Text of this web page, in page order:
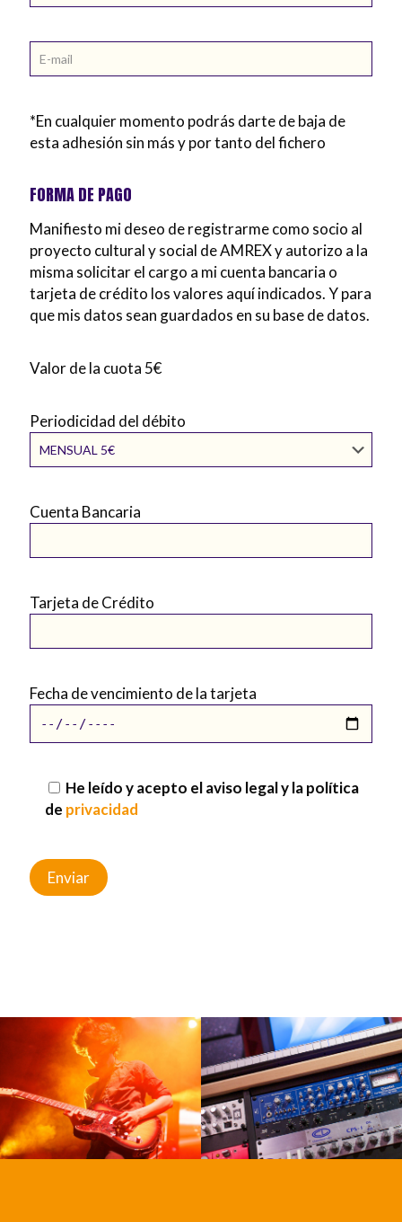
*En cualquier momento podrás darte de baja de
esta adhesión sin más y por tanto del fichero
FORMA DE PAGO
Manifiesto mi deseo de registrarme como socio al
proyecto cultural y social de AMREX y autorizo a la
misma solicitar el cargo a mi cuenta bancaria o
tarjeta de crédito los valores aquí indicados. Y para
que mis datos sean guardados en su base de datos.
Valor de la cuota 5€
Periodicidad del débito
Cuenta Bancaria
Tarjeta de Crédito
Fecha de vencimiento de la tarjeta
He leído y acepto el aviso legal y la política
de privacidad